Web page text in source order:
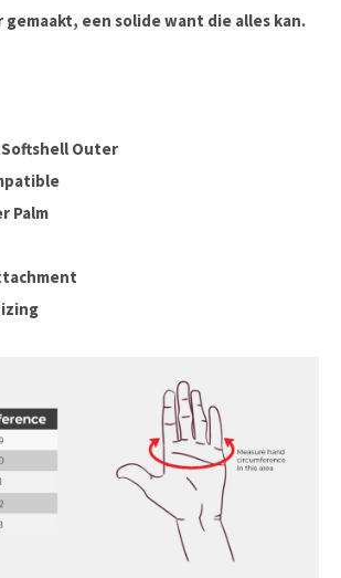
gemaakt, een solide want die alles kan.
Outer
Palm